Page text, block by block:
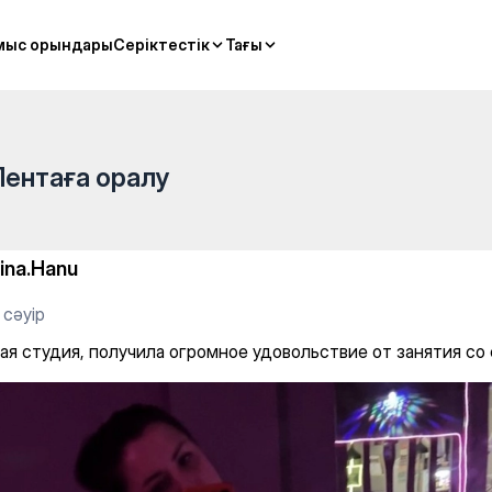
орындарыСеріктестік Тағы
орындарыСеріктестік Тағы
оралу
студия, получила огромное удовольствие от занятия со